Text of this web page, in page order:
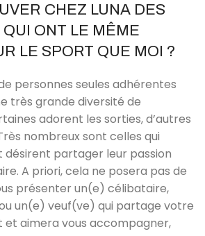
CHEZ LUNA DES
ONT LE MÊME
LE SPORT QUE MOI ?
personnes seules adhérentes
très grande diversité de
adorent les sorties, d’autres
nombreux sont celles qui
partager leur passion
A priori, cela ne posera pas de
présenter un(e) célibataire,
un(e) veuf(ve) qui partage votre
et aimera vous accompagner,